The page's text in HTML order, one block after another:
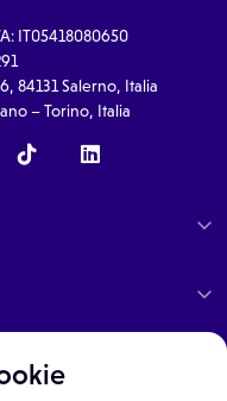
IT05418080650
84131 Salerno, Italia
– Torino, Italia